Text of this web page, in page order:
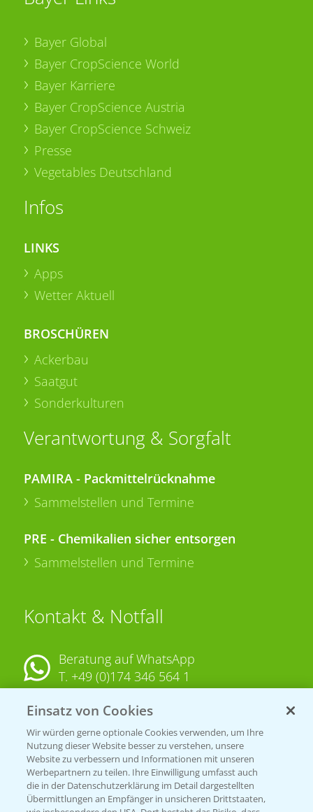
Bayer Global
Bayer CropScience World
Bayer Karriere
Bayer CropScience Austria
Bayer CropScience Schweiz
Presse
Vegetables Deutschland
Infos
LINKS
Apps
Wetter Aktuell
BROSCHÜREN
Ackerbau
Saatgut
Sonderkulturen
Verantwortung & Sorgfalt
PAMIRA - Packmittelrücknahme
Sammelstellen und Termine
PRE - Chemikalien sicher entsorgen
Sammelstellen und Termine
Kontakt & Notfall
Beratung auf WhatsApp
T. +49 (0)174 346 564 1
KONTAKT
Hilfe in Notfällen
T.+49 (0)214/30-20220
Einsatz von Cookies
Wir würden gerne optionale Cookies verwenden, um Ihre
Nutzung dieser Website besser zu verstehen, unsere
Website zu verbessern und Informationen mit unseren
Werbepartnern zu teilen. Ihre Einwilligung umfasst auch
die in der Datenschutzerklärung im Detail dargestellten
Übermittlungen an Empfänger in unsicheren Drittstaaten,